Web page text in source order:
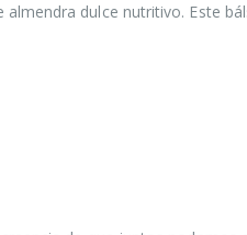
almendra dulce nutritivo. Este